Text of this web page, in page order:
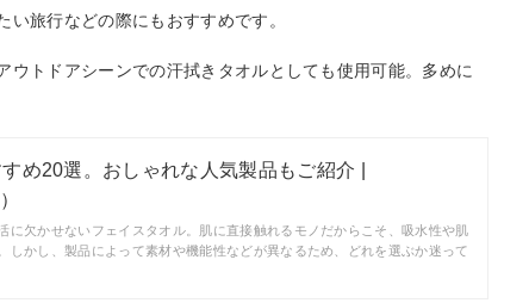
旅行などの際にもおすすめです。
トドアシーンでの汗拭きタオルとしても使用可能。多めに
め20選。おしゃれな人気製品もご紹介 |
に欠かせないフェイスタオル。肌に直接触れるモノだからこそ、吸水性や肌
しかし、製品によって素材や機能性などが異なるため、どれを選ぶか迷って